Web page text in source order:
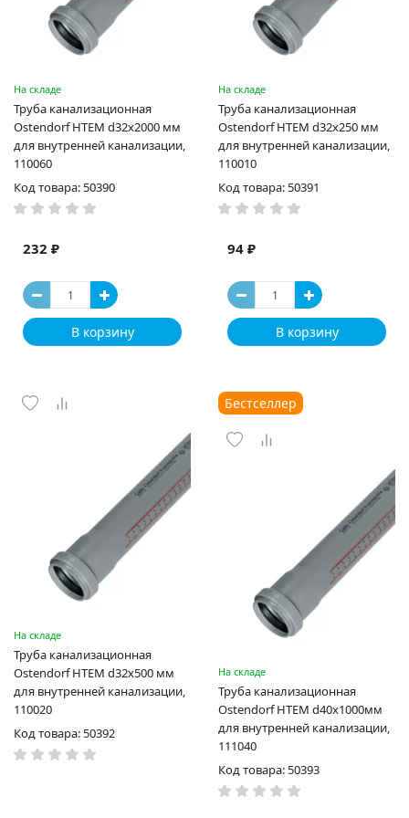
На складе
Труба канализационная
Ostendorf HTEM d32x2000 мм
для внутренней канализации,
110060
Код товара: 50390
232 ₽
В корзину
На складе
Труба канализационная
Ostendorf HTEM d32x250 мм
для внутренней канализации,
110010
Код товара: 50391
94 ₽
В корзину
На складе
Труба канализационная
Ostendorf HTEM d32x500 мм
для внутренней канализации,
110020
Код товара: 50392
Бестселлер
На складе
Труба канализационная
Ostendorf HTEM d40x1000мм
для внутренней канализации,
111040
Код товара: 50393